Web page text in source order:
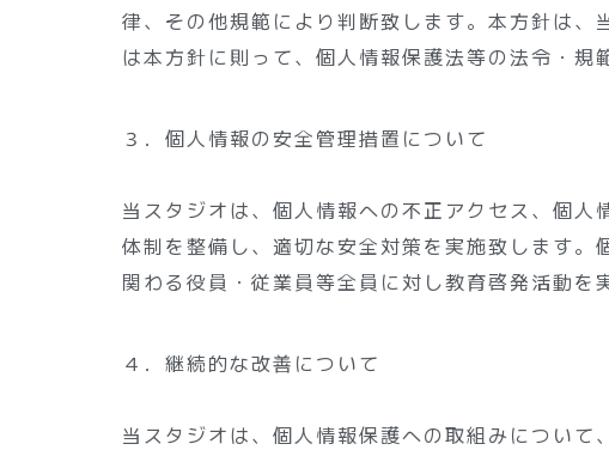
律、その他規範により判断致します。本方針は
は本方針に則って、個人情報保護法等の法令・規
３．個人情報の安全管理措置について
当スタジオは、個人情報への不正アクセス、個
体制を整備し、適切な安全対策を実施致します
関わる役員・従業員等全員に対し教育啓発活動を
４．継続的な改善について
当スタジオは、個人情報保護への取組みについ